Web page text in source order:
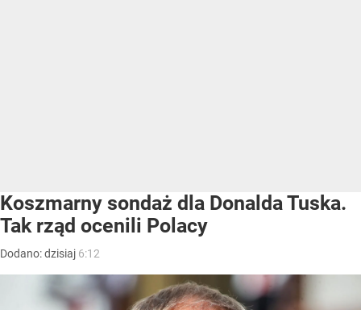
Koszmarny sondaż dla Donalda Tuska.
Tak rząd ocenili Polacy
Dodano:dzisiaj 6:12